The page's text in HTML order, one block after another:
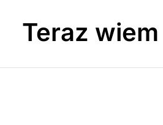
Teraz wiem